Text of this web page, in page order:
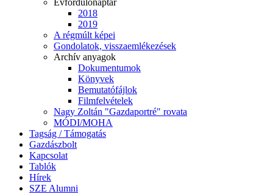
Évfordulónaptár
2018
2019
A régmúlt képei
Gondolatok, visszaemlékezések
Archív anyagok
Dokumentumok
Könyvek
Bemutatófájlok
Filmfelvételek
Nagy Zoltán "Gazdaportré" rovata
MÓDI/MOHA
Tagság / Támogatás
Gazdászbolt
Kapcsolat
Tablók
Hírek
SZE Alumni